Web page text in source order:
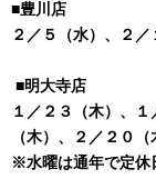
■豊川店
２／５（水）、２／
■明大寺店
１／２３（木）、
（木）、２／２０
※水曜は通年で定休